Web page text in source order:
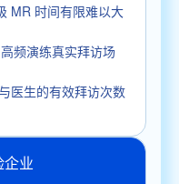
MR 时间有限难以大
频演练真实拜访场
医生的有效拜访次数
业